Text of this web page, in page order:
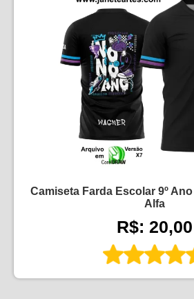
Camiseta Farda Escolar 9º
Alfa
R$: 20,00